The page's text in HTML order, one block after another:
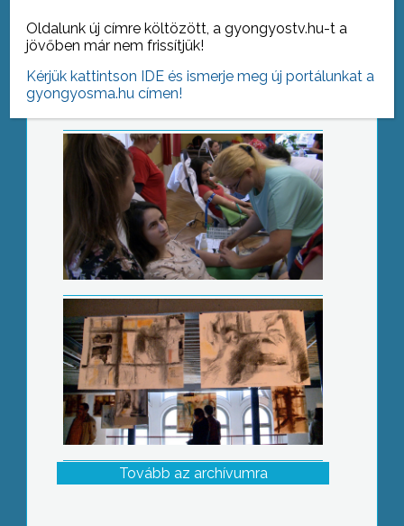
Hajótöröttek
Tovább az archívumra
Oldalunk új címre költözött, a gyongyostv.hu-t a
jövőben már nem frissítjük!
Kérjük kattintson IDE és ismerje meg új portálunkat a
gyongyosma.hu címen!